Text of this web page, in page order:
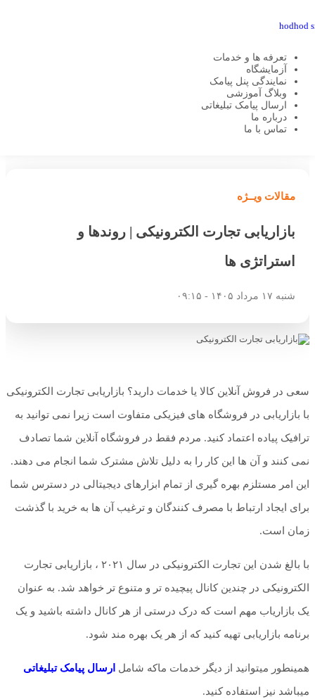
تعرفه ها و خدمات
آزمایشگاه
نمایندگی پنل پیامک
وبلاگ آموزشی
ارسال پیامک تبلیغاتی
درباره ما
تماس با ما
هدهد اس ام اس مقالات ویــژه
استراتژی ها
مقالات ویــژه
بازاریابی تجارت الکترونیکی | روندها و
استراتژی ها
شنبه ۱۷ مرداد ۱۴۰۵ - ۰۹:۱۵
سعی در فروش آنلاین کالا یا خدمات دارید؟ بازاریابی تجارت الکترونیکی
با بازاریابی در فروشگاه های فیزیکی متفاوت است زیرا نمی توانید به
ترافیک پیاده اعتماد کنید. مردم فقط در فروشگاه آنلاین شما تصادف
نمی کنند و آن ها این کار را به دلیل تلاش مشترک شما انجام می دهند.
این امر مستلزم بهره گیری از تمام ابزارهای دیجیتالی در دسترس شما
برای ایجاد ارتباط با مصرف کنندگان و ترغیب آن ها به خرید با گذشت
زمان است.
با بالغ شدن این تجارت الکترونیکی در سال ۲۰۲۱ ، بازاریابی تجارت
الکترونیکی در چندین کانال پیچیده تر و متنوع تر خواهد شد. به عنوان
یک بازاریاب مهم است که درک درستی از هر کانال داشته باشید و یک
برنامه بازاریابی تهیه کنید که از هر یک بهره مند شود.
همینطور میتوانید از دیگر خدمات ماکه شامل ارسال پیامک تبلیغاتی
میباشد نیز استفاده کنید.